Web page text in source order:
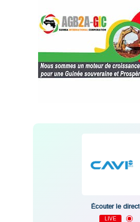
Écouter le direct
LIVE